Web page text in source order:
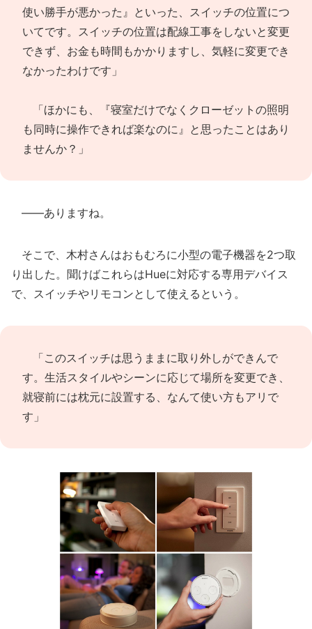
使い勝手が悪かった』といった、スイッチの位置につ
いてです。スイッチの位置は配線工事をしないと変更
できず、お金も時間もかかりますし、気軽に変更でき
なかったわけです」
「ほかにも、『寝室だけでなくクローゼットの照明
も同時に操作できれば楽なのに』と思ったことはあり
ませんか？」
――ありますね。
そこで、木村さんはおもむろに小型の電子機器を2つ取
り出した。聞けばこれらはHueに対応する専用デバイス
で、スイッチやリモコンとして使えるという。
「このスイッチは思うままに取り外しができんで
す。生活スタイルやシーンに応じて場所を変更でき、
就寝前には枕元に設置する、なんて使い方もアリで
す」